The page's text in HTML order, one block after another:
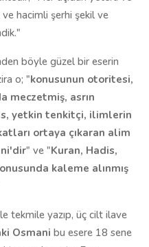
hacimli şerhi şekil ve
böyle güzel bir eserin
o; "konusunun otoritesi,
meczetmiş, asrın
yetkin tenkitçi, ilimlerin
ortaya çıkaran alim
" ve "Kuran, Hadis,
kaleme alınmış
tekmile yazıp, üç cilt ilave
Osmani bu esere 18 sene